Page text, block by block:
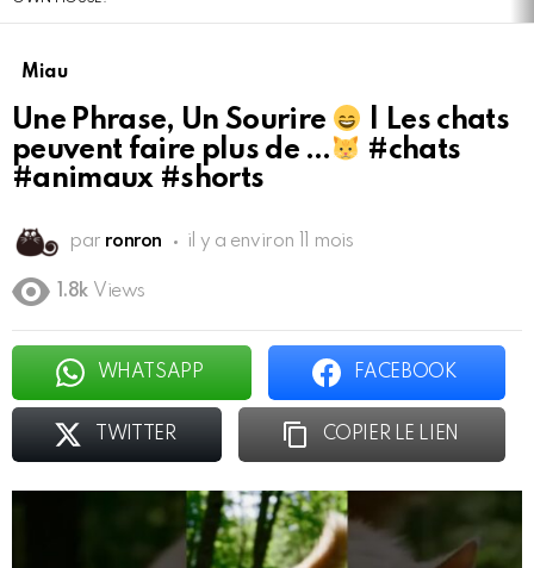
Miau
Une Phrase, Un Sourire
| Les chats
peuvent faire plus de …
#chats
#animaux #shorts
par ronron il y a environ 11 mois
1.8k Views
WHATSAPP FACEBOOK
TWITTER COPIER LE LIEN